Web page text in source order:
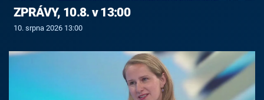
ZPRÁVY, 10.8. v 13:00
10. srpna 2026 13:00